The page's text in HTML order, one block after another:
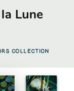
Lune
COLLECTION